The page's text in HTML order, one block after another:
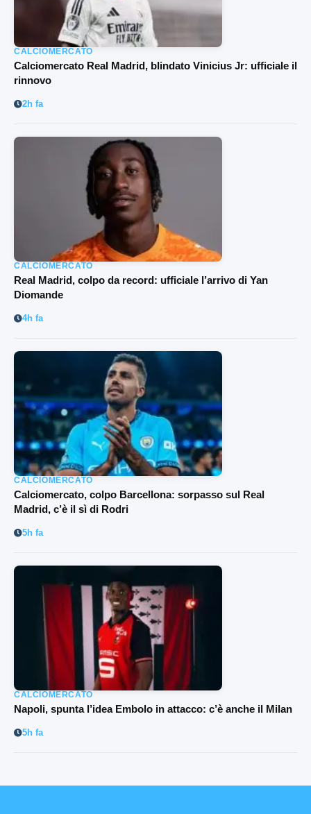
CALCIOMERCATO
Calciomercato Real Madrid, blindato Vinicius Jr: ufficiale il
rinnovo
2h fa
CALCIOMERCATO
Real Madrid, colpo da record: ufficiale l’arrivo di Yan
Diomande
4h fa
CALCIOMERCATO
Calciomercato, colpo Barcellona: sorpasso sul Real
Madrid, c’è il sì di Rodri
5h fa
CALCIOMERCATO
Napoli, spunta l’idea Embolo in attacco: c’è anche il Milan
5h fa